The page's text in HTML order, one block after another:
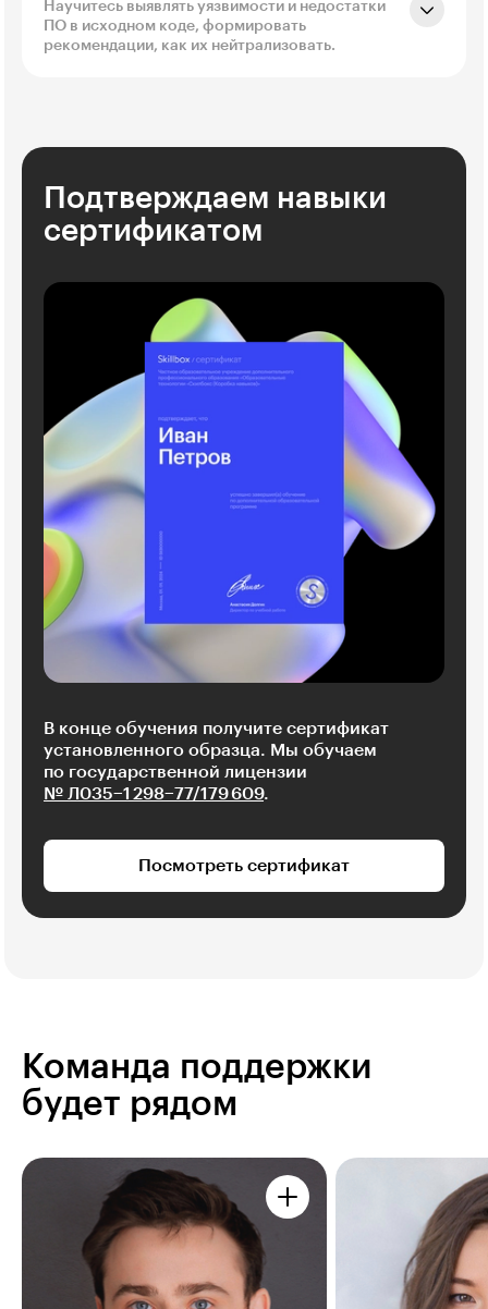
Научитесь выявлять уязвимости и недостатки
ПО в исходном коде, формировать
рекомендации, как их нейтрализовать.
Подтверждаем навыки
сертификатом
В конце обучения получите сертификат
установленного образца. Мы обучаем
по государственной лицензии
№ Л035−1 298−77/179 609.
Посмотреть сертификат
Команда поддержки
будет рядом